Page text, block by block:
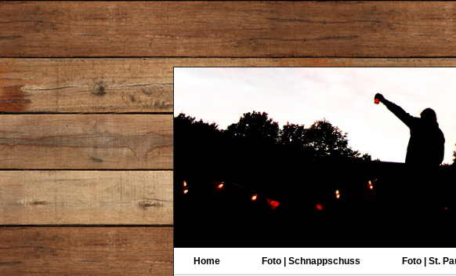
Home Foto | Schnappschuss Foto | St.